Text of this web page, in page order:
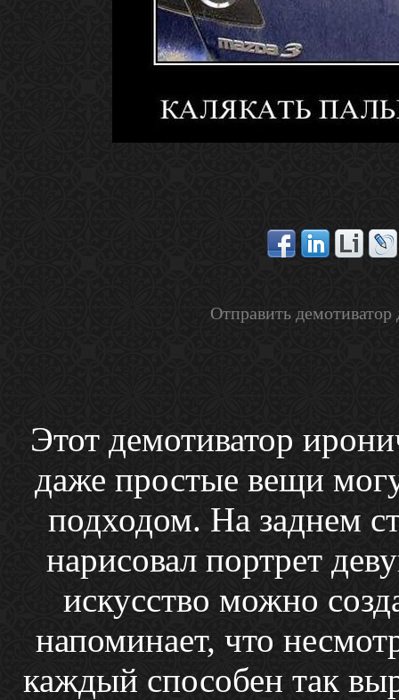
Отправить
Этот демотиватор
даже простые вещи
подходом. На заднем
нарисовал портрет
искусство можно
напоминает, что
каждый способен так